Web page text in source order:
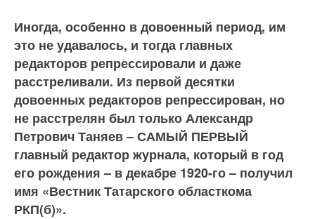
Иногда, особенно в довоенный период, им
это не удавалось, и тогда главных
редакторов репрессировали и даже
расстреливали. Из первой десятки
довоенных редакторов репрессирован, но
не расстрелян был только Александр
Петрович Таняев – САМЫЙ ПЕРВЫЙ
главный редактор журнала, который в год
его рождения – в декабре 1920-го – получил
имя «Вестник Татарского областкома
РКП(б)».